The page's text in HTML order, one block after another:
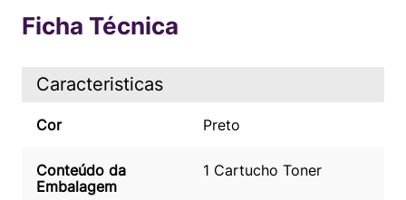
Ficha Técnica
Caracteristicas
Cor Preto
Conteúdo da
Embalagem
1 Cartucho Toner